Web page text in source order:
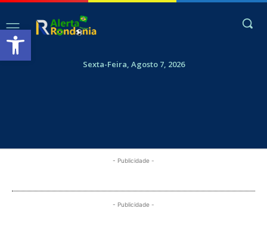
Abrir a barra de ferramentas
Sexta-Feira, Agosto 7, 2026
- Publicidade -
- Publicidade -